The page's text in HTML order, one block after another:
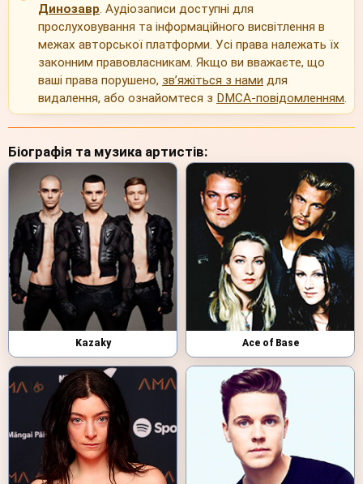
Динозавр. Аудіозаписи доступні для
прослуховування та інформаційного висвітлення в
межах авторської платформи. Усі права належать їх
законним правовласникам. Якщо ви вважаєте, що
ваші права порушено, зв’яжіться з нами для
видалення, або ознайомтеся з DMCA-повідомленням.
Біографія та музика артистів:
Kazaky Ace of Base